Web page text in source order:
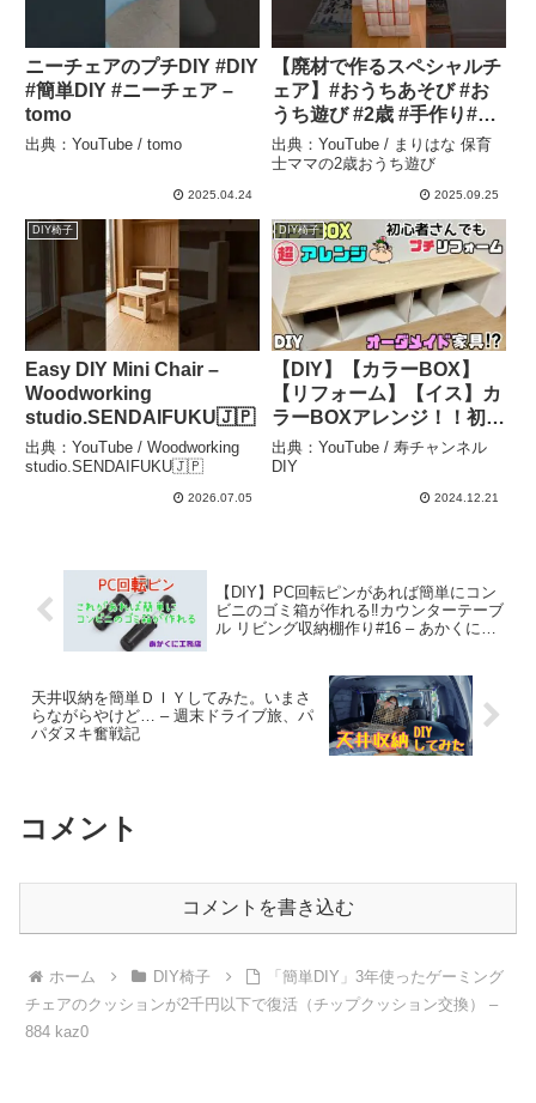
ニーチェアのプチDIY #DIY
#簡単DIY #ニーチェア –
tomo
出典：YouTube / tomo
2025.04.24
【廃材で作るスペシャルチ
ェア】#おうちあそび #お
うち遊び #2歳 #手作り#廃
材#椅子#牛乳パック椅子 –
まりはな 保育士ママの2歳
出典：YouTube / まりはな 保育
士ママの2歳おうち遊び
2025.09.25
DIY椅子
Easy DIY Mini Chair –
Woodworking
studio.SENDAIFUKU🇯🇵
出典：YouTube / Woodworking
studio.SENDAIFUKU🇯🇵
2026.07.05
DIY椅子
【DIY】【カラーBOX】
【リフォーム】【イス】カ
ラーBOXアレンジ！！初心
者さんでもプチリフォーム
ができる！！つながった長
イス、ベンチが簡単にお部
出典：YouTube / 寿チャンネル
DIY
2024.12.21
【DIY】PC回転ピンがあれば簡単にコン
ビニのゴミ箱が作れる‼️カウンターテーブ
ル リビング収納棚作り#16 – あかくに工
天井収納を簡単ＤＩＹしてみた。いまさ
らながらやけど… – 週末ドライブ旅、パ
パダヌキ奮戦記
コメント
コメントを書き込む
ホーム DIY椅子
「簡単DIY」3年使ったゲーミング
チェアのクッションが2千円以下で復活（チップクッション交換） –
884 kaz0